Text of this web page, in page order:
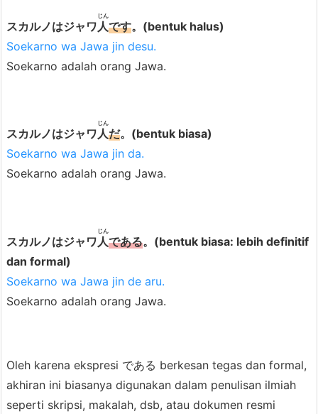
o
m:
G
a
B
e
k
d
a
l
B
a
h
スカルノはジャワ 人
じん
です。(bentuk halus)
Soekarno wa Jawa jin desu.
Soekarno adalah orang Jawa.
スカルノはジャワ人
じん
だ。(bentuk biasa)
Soekarno wa Jawa jin da.
Soekarno adalah orang Jawa.
スカルノはジャワ 人
じん
である。(bentuk biasa: lebih definitif
dan formal)
Soekarno wa Jawa jin de aru.
Soekarno adalah orang Jawa.
Oleh karena ekspresi である berkesan tegas dan formal,
akhiran ini biasanya digunakan dalam penulisan ilmiah
seperti skripsi, makalah, dsb, atau dokumen resmi